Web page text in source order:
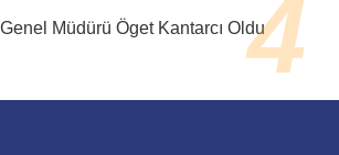
Müdürü Öget Kantarcı Oldu